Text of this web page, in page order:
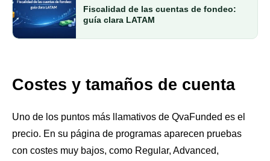
Fiscalidad de las cuentas de fondeo:
guía clara LATAM
Costes y tamaños de cuenta
Uno de los puntos más llamativos de QvaFunded es el
precio. En su página de programas aparecen pruebas
con costes muy bajos, como Regular, Advanced,